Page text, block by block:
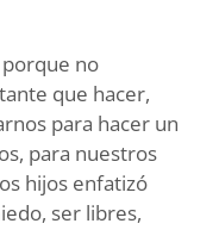
no
que hacer,
para hacer un
para nuestros
hijos enfatizó
ser libres,